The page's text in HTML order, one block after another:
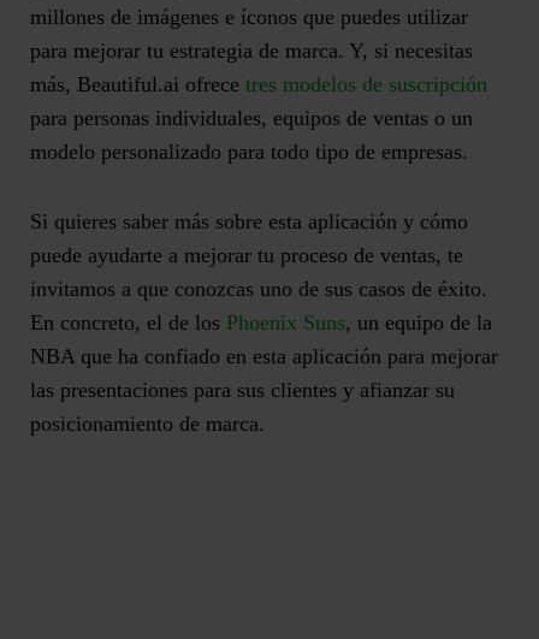
millones de imágenes e íconos que puedes utilizar
para mejorar tu estrategia de marca. Y, si necesitas
más, Beautiful.ai ofrece tres modelos de suscripción
para personas individuales, equipos de ventas o un
modelo personalizado para todo tipo de empresas.
Si quieres saber más sobre esta aplicación y cómo
puede ayudarte a mejorar tu proceso de ventas, te
invitamos a que conozcas uno de sus casos de éxito.
En concreto, el de los Phoenix Suns, un equipo de la
NBA que ha confiado en esta aplicación para mejorar
las presentaciones para sus clientes y afianzar su
posicionamiento de marca.